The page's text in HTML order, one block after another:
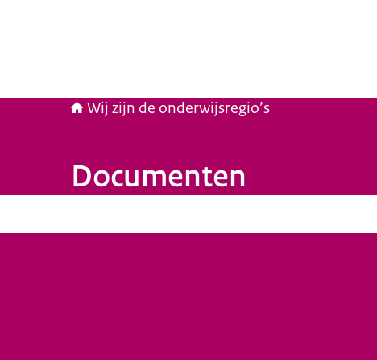
Wij zijn de onderwijsregio’s
Documenten